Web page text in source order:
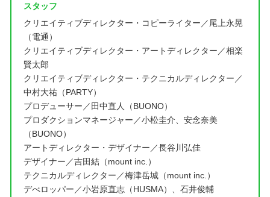
スタッフ
クリエイティブディレクター・コピーライター／尾上永晃
（電通）
クリエイティブディレクター・アートディレクター／相楽
賢太郎
クリエイティブディレクター・テクニカルディレクター／
中村大祐（PARTY）
プロデューサー／田中直人（BUONO）
プロダクションマネージャー／小松圭介、安念奈美
（BUONO）
アートディレクター・デザイナー／長谷川弘佳
デザイナー／吉田結（mount inc.）
テクニカルディレクター／梅津岳城（mount inc.）
デべロッパー／小岩原直志（HUSMA）、石井俊輔